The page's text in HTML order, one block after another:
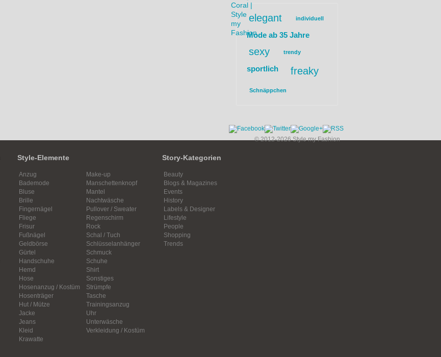
elegant individuell
Mode ab 35 Jahre
sexy trendy
sportlich freaky
Schnäppchen
© 2012-2026 Style my Fashion
Style-Elemente
Anzug
Bademode
Bluse
Brille
Fingernägel
Fliege
Frisur
Fußnägel
Geldbörse
Gürtel
Handschuhe
Hemd
Hose
Hosenanzug / Kostüm
Hosenträger
Hut / Mütze
Jacke
Jeans
Kleid
Krawatte
Make-up
Manschettenknopf
Mantel
Nachtwäsche
Pullover / Sweater
Regenschirm
Rock
Schal / Tuch
Schlüsselanhänger
Schmuck
Schuhe
Shirt
Sonstiges
Strümpfe
Tasche
Trainingsanzug
Uhr
Unterwäsche
Verkleidung / Kostüm
Story-Kategorien
Beauty
Blogs & Magazines
Events
History
Labels & Designer
Lifestyle
People
Shopping
Trends